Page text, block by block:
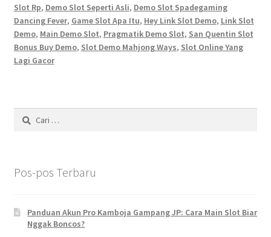
Slot Rp, Demo Slot Seperti Asli, Demo Slot Spadegaming
Dancing Fever, Game Slot Apa Itu, Hey Link Slot Demo, Link Slot
Demo, Main Demo Slot, Pragmatik Demo Slot, San Quentin Slot
Bonus Buy Demo, Slot Demo Mahjong Ways, Slot Online Yang
Lagi Gacor
Cari
untuk:
Pos-pos Terbaru
Panduan Akun Pro Kamboja Gampang JP: Cara Main Slot Biar
Nggak Boncos?